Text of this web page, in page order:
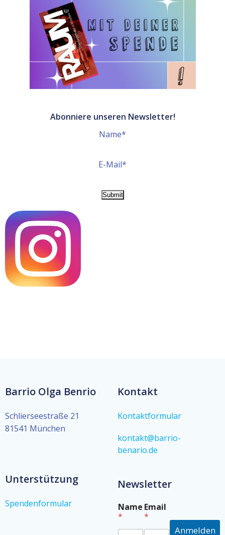
Abonniere unseren Newsletter!
Name*
E-Mail*
Barrio Olga Benrio
Schlierseestraße 21
81541 München
Kontakt
Kontaktformular
kontakt@barrio-
benario.de
Unterstützung
Spendenformular
Newsletter
*
N
Name
*
Email
*
Anmelden